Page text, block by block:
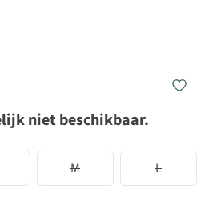
niet beschikbaar.
M L